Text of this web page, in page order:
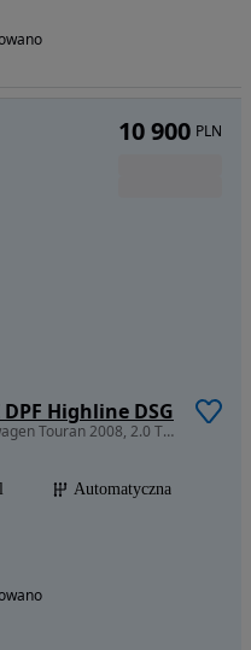
Highline DSG
1968 cm3 • 170 KM • Sprzedam Volkswagen Touran 2008, 2.0 TDI, 170 KM Przebieg: 203 180 km
Automatyczna
10 900 PLN